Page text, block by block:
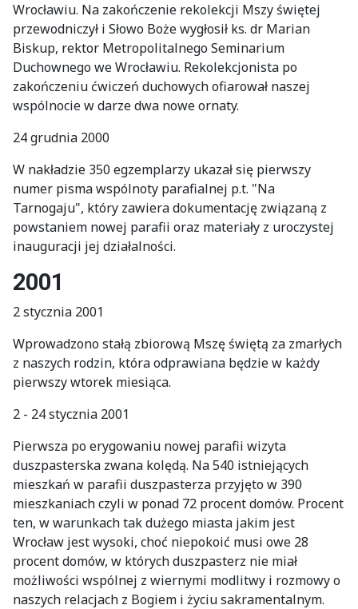
Wrocławiu. Na zakończenie rekolekcji Mszy świętej
przewodniczył i Słowo Boże wygłosił ks. dr Marian
Biskup, rektor Metropolitalnego Seminarium
Duchownego we Wrocławiu. Rekolekcjonista po
zakończeniu ćwiczeń duchowych ofiarował naszej
wspólnocie w darze dwa nowe ornaty.
24 grudnia 2000
W nakładzie 350 egzemplarzy ukazał się pierwszy
numer pisma wspólnoty parafialnej p.t. "Na
Tarnogaju", który zawiera dokumentację związaną z
powstaniem nowej parafii oraz materiały z uroczystej
inauguracji jej działalności.
2001
2 stycznia 2001
Wprowadzono stałą zbiorową Mszę świętą za zmarłych
z naszych rodzin, która odprawiana będzie w każdy
pierwszy wtorek miesiąca.
2 - 24 stycznia 2001
Pierwsza po erygowaniu nowej parafii wizyta
duszpasterska zwana kolędą. Na 540 istniejących
mieszkań w parafii duszpasterza przyjęto w 390
mieszkaniach czyli w ponad 72 procent domów. Procent
ten, w warunkach tak dużego miasta jakim jest
Wrocław jest wysoki, choć niepokoić musi owe 28
procent domów, w których duszpasterz nie miał
możliwości wspólnej z wiernymi modlitwy i rozmowy o
naszych relacjach z Bogiem i życiu sakramentalnym.